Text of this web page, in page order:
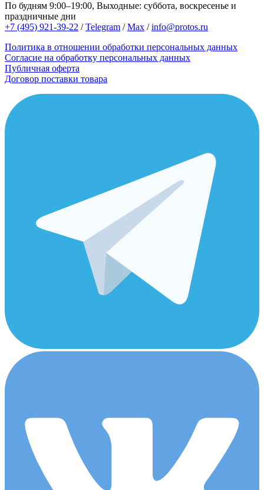
По будням 9:00–19:00, Выходные: суббота, воскресенье и
праздничные дни
+7 (495) 921-39-22 /Telegram /Max /info@protos.ru
Политика в отношении обработки персональных данных
Согласие на обработку персональных данных
Публичная оферта
Договор поставки товара